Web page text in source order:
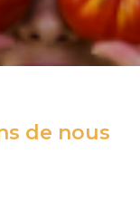
de nous